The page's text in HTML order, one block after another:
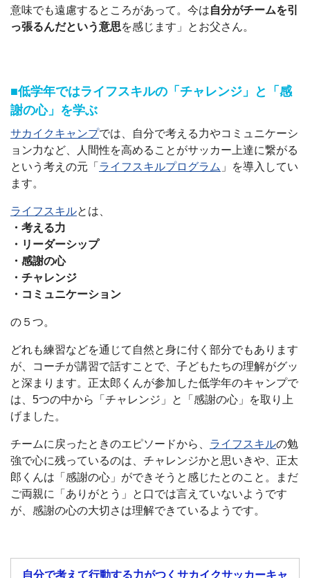
意味でも遠慮するところがあって。今は自分がチームを引
っ張るんだという意思を感じます」とお父さん。
■低学年ではライフスキルの「チャレンジ」と「感
謝の心」を学ぶ
サカイクキャンプでは、自分で考える力やコミュニケーシ
ョン力など、人間性を高めることがサッカー上達に繋がる
という考えの元「 ライフスキルプログラム 」を導入してい
ます。
ライフスキルとは、
・考える力
・リーダーシップ
・感謝の心
・チャレンジ
・コミュニケーション
の５つ。
どれも練習などを通じて自然と身に付く部分でもあります
が、コーチが講習で話すことで、子どもたちの理解がグッ
と深まります。正太郎くんが参加した低学年のキャンプで
は、5つの中から「チャレンジ」と「感謝の心」を取り上
げました。
チームに戻ったときのエピソードから、 ライフスキルの勉
強で心に残っているのは、チャレンジかと思いきや、正太
郎くんは「感謝の心」ができそうと感じたとのこと。まだ
ご両親に「ありがとう」と口では言えていないようです
が、感謝の心の大切さは理解できているようです。
自分で考えて行動する力がつくサカイクサッカーキャ